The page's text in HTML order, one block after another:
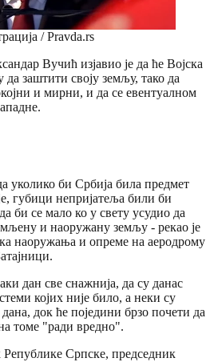
/ Pravda.rs
Вучић изјавио је да ће Војска
заштити своју земљу, тако да
и мирни, и да се евентуалном
уколико би Србија била предмет
губици непријатеља били би
би се мало ко у свету усудио да
и наоружану земљу - рекао је
наоружања и опреме на аеродрому
дан све снажнија, да су данас
којих није било, а неки су
док ће поједини брзо почети да
томе "ради вредно".
Српске, председник